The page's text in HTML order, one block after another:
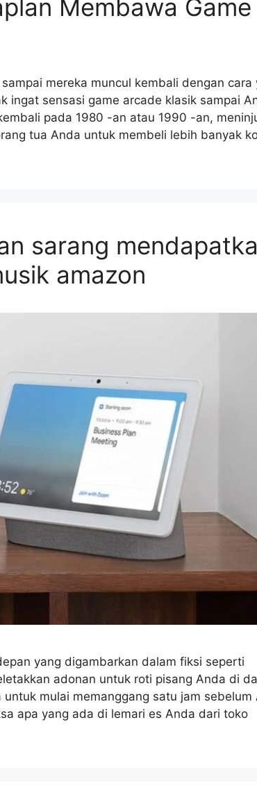
Membawa Game
mereka muncul kembali dengan cara
ingat sensasi game arcade klasik sampai
pada 1980 -an atau 1990 -an,
tua Anda untuk membeli lebih banyak
sarang
amazon
yang digambarkan dalam fiksi seperti
adonan untuk roti pisang Anda di
mulai memanggang satu jam sebelum
apa yang ada di lemari es Anda dari toko